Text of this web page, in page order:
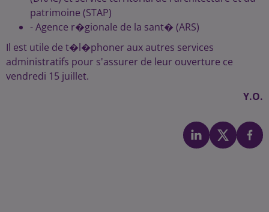
patrimoine (STAP)
- Agence r�gionale de la sant� (ARS)
Il est utile de t�l�phoner aux autres services
administratifs pour s'assurer de leur ouverture ce
vendredi 15 juillet.
Y.O.